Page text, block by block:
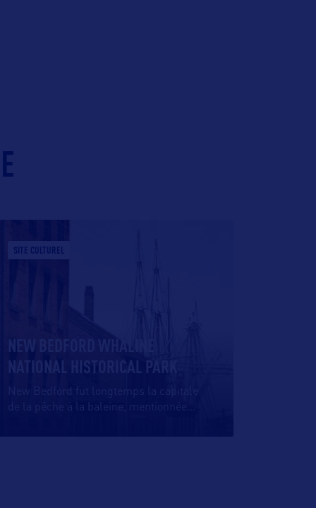
SITE CULTUREL
NEW BEDFORD WHALINE
NATIONAL HISTORICAL PARK
de la pêche à la baleine, mentionnée